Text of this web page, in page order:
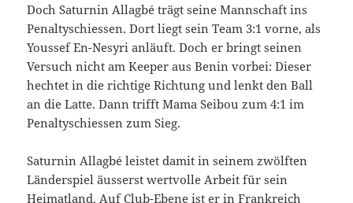
Doch Saturnin Allagbé trägt seine Mannschaft ins
Penaltyschiessen. Dort liegt sein Team 3:1 vorne, als
Youssef En-Nesyri anläuft. Doch er bringt seinen
Versuch nicht am Keeper aus Benin vorbei: Dieser
hechtet in die richtige Richtung und lenkt den Ball
an die Latte. Dann trifft Mama Seibou zum 4:1 im
Penaltyschiessen zum Sieg.
Saturnin Allagbé leistet damit in seinem zwölften
Länderspiel äusserst wertvolle Arbeit für sein
Heimatland. Auf Club-Ebene ist er in Frankreich